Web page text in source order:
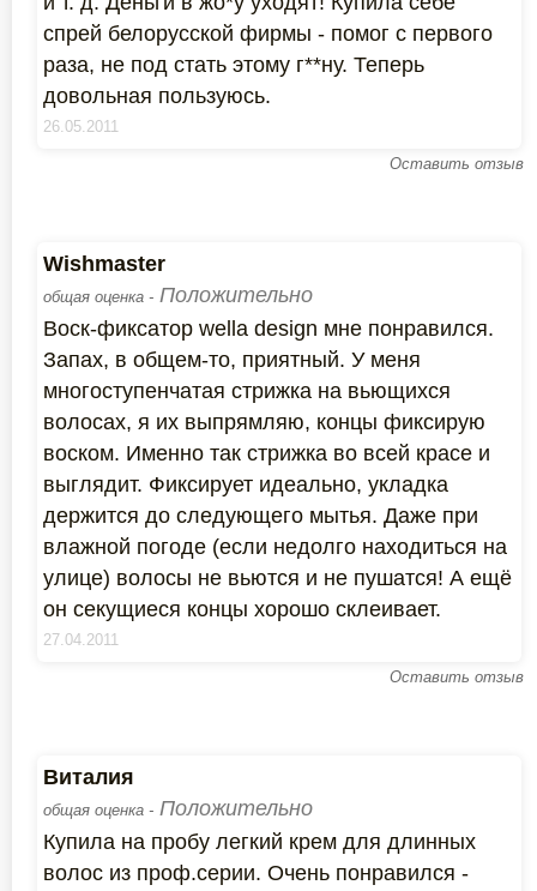
спрей белорусской фирмы - помог с первого
раза, не под стать этому г**ну. Теперь
довольная пользуюсь.
26.05.2011
Оставить отзыв
Wishmaster
общая оценка - Положительно
Воск-фиксатор wella design мне понравился.
Запах, в общем-то, приятный. У меня
многоступенчатая стрижка на вьющихся
волосах, я их выпрямляю, концы фиксирую
воском. Именно так стрижка во всей красе и
выглядит. Фиксирует идеально, укладка
держится до следующего мытья. Даже при
влажной погоде (если недолго находиться на
улице) волосы не вьются и не пушатся! А ещё
он секущиеся концы хорошо склеивает.
27.04.2011
Оставить отзыв
Виталия
общая оценка - Положительно
Купила на пробу легкий крем для длинных
волос из проф.серии. Очень понравился -